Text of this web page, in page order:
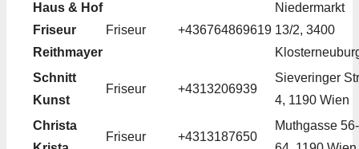
Haus & Hof
Friseur
Reithmayer
Friseur +436764869619
Niedermarkt
13/2, 3400
Schnitt
Kunst
Friseur +4313206939
Sieveringer
4, 1190 Wien
Christa
Friseur +4313187650
Muthgasse 56-